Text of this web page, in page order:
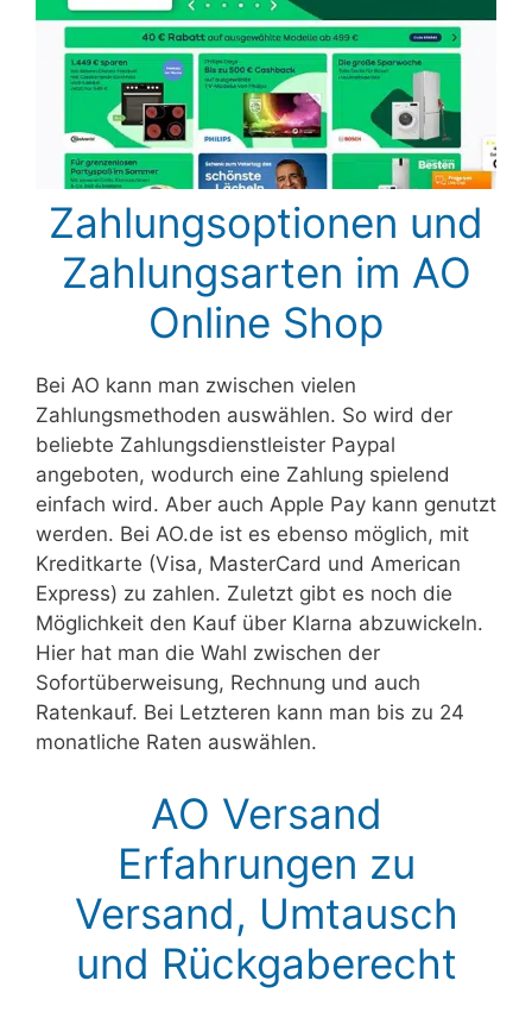
Zahlungsoptionen und
Zahlungsarten im AO
Online Shop
Bei AO kann man zwischen vielen
Zahlungsmethoden auswählen. So wird der
beliebte Zahlungsdienstleister Paypal
angeboten, wodurch eine Zahlung spielend
einfach wird. Aber auch Apple Pay kann genutzt
werden. Bei AO.de ist es ebenso möglich, mit
Kreditkarte (Visa, MasterCard und American
Express) zu zahlen. Zuletzt gibt es noch die
Möglichkeit den Kauf über Klarna abzuwickeln.
Hier hat man die Wahl zwischen der
Sofortüberweisung, Rechnung und auch
Ratenkauf. Bei Letzteren kann man bis zu 24
monatliche Raten auswählen.
AO Versand
Erfahrungen zu
Versand, Umtausch
und Rückgaberecht